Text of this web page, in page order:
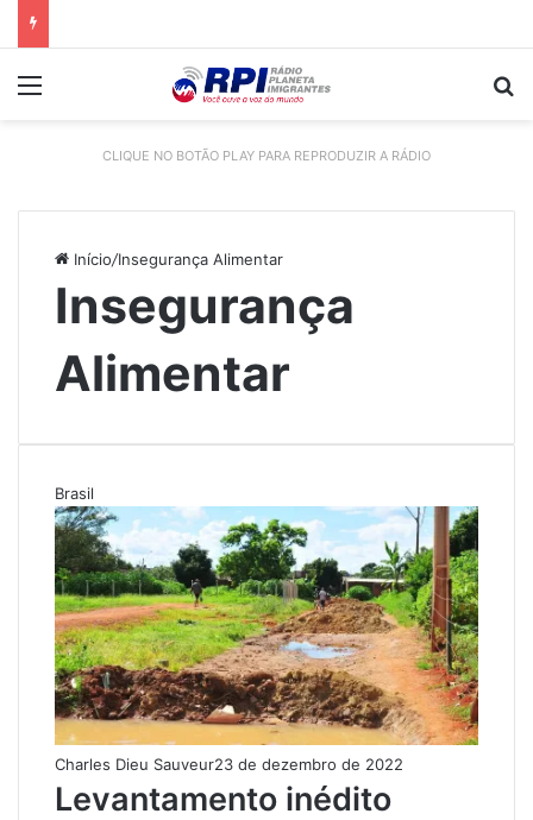
CLIQUE NO BOTÃO PLAY PARA REPRODUZIR A RÁDIO
Início/Insegurança Alimentar
Insegurança
Alimentar
Brasil
Charles Dieu Sauveur23 de dezembro de 2022
Levantamento inédito